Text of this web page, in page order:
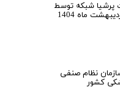
پرشیا شبکه توسط
ماه 1404
نظام صنفی
کشور